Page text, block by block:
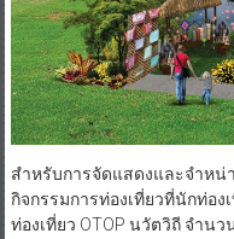
สำหรับการจัดแสดงและจำห
กิจกรรมการท่องเที่ยวที่นักท่อง
ท่องเที่ยว OTOP นวัตวิถี จำน